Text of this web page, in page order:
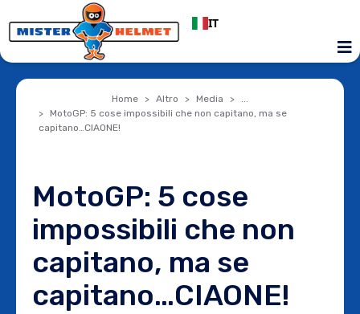
IT
Home Altro Media
...
MotoGP: 5 cose impossibili che non capitano, ma se
capitano…CIAONE!
MotoGP: 5 cose
impossibili che non
capitano, ma se
capitano…CIAONE!